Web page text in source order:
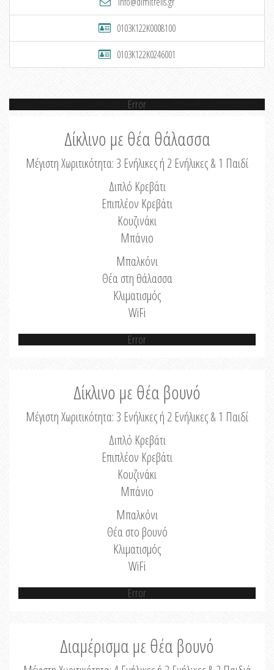
0103K122K0008100
0103K122K0246001
Error
Δίκλινο με θέα θάλασσα
Μέγιστη Χωριτικότητα: 3 Ενήλικες ή 2 Ενήλικες & 1 Παιδί
Διπλό Κρεβάτι
Επιπλέον Κρεβάτι
Κουζινάκι
Μπάνιο
Μπαλκόνι
Θέα στη θάλασσα
Κλιματισμός
WiFi
Error
Δίκλινο με θέα βουνό
Μέγιστη Χωριτικότητα: 3 Ενήλικες ή 2 Ενήλικες & 1 Παιδί
Διπλό Κρεβάτι
Επιπλέον Κρεβάτι
Κουζινάκι
Μπάνιο
Μπαλκόνι
Θέα στο βουνό
Κλιματισμός
WiFi
Error
Διαμέρισμα με θέα βουνό